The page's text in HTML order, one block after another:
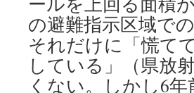
の避難指示区域で
それだけに「慌て
している」（県放
くない。しかし6